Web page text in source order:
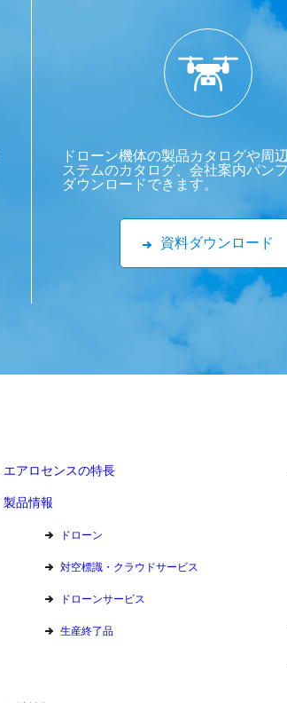
ドローン機体の製品カタログや周
ステムのカタログ、会社案内パン
ダウンロードできます。
資料ダウンロード
エアロセンスの特長
製品情報
ドローン
対空標識・クラウドサービス
ドローンサービス
生産終了品